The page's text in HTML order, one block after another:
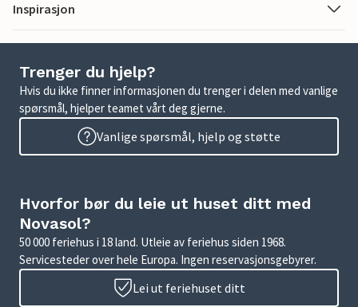
Inspirasjon
Trenger du hjelp?
Hvis du ikke finner informasjonen du trenger i delen med vanlige
spørsmål, hjelper teamet vårt deg gjerne.
Vanlige spørsmål, hjelp og støtte
Hvorfor bør du leie ut huset ditt med
Novasol?
50 000 feriehus i 18 land. Utleie av feriehus siden 1968.
Servicesteder over hele Europa. Ingen reservasjonsgebyrer.
Lei ut feriehuset ditt